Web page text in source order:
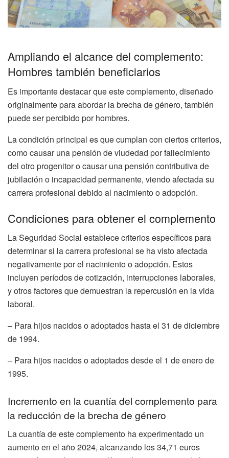
Ampliando el alcance del complemento:
Hombres también beneficiarios
Es importante destacar que este complemento, diseñado
originalmente para abordar la brecha de género, también
puede ser percibido por hombres.
La condición principal es que cumplan con ciertos criterios,
como causar una pensión de viudedad por fallecimiento
del otro progenitor o causar una pensión contributiva de
jubilación o incapacidad permanente, viendo afectada su
carrera profesional debido al nacimiento o adopción.
Condiciones para obtener el complemento
La Seguridad Social establece criterios específicos para
determinar si la carrera profesional se ha visto afectada
negativamente por el nacimiento o adopción. Estos
incluyen períodos de cotización, interrupciones laborales,
y otros factores que demuestran la repercusión en la vida
laboral.
– Para hijos nacidos o adoptados hasta el 31 de diciembre
de 1994.
– Para hijos nacidos o adoptados desde el 1 de enero de
1995.
Incremento en la cuantía del complemento para
la reducción de la brecha de género
La cuantía de este complemento ha experimentado un
aumento en el año 2024, alcanzando los 34,71 euros